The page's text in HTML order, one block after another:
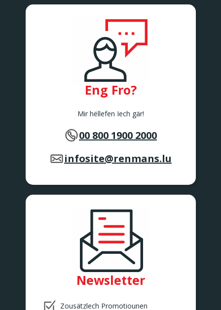
Eng Fro?
Mir hëllefen Iech gär!
00 800 1900 2000
infosite@renmans.lu
Newsletter
Zousätzlech Promotiounen